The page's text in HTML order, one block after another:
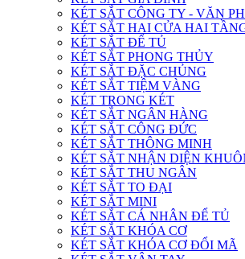
KÉT SẮT CÔNG TY - VĂN
KÉT SẮT HAI CỬA HAI
KÉT SẮT ĐỂ TỦ
KÉT SẮT PHONG THỦY
KÉT SẮT ĐẶC CHỦNG
KÉT SẮT TIỆM VÀNG
KÉT TRONG KÉT
KÉT SẮT NGÂN HÀNG
KÉT SẮT CÔNG ĐỨC
KÉT SẮT THÔNG MINH
KÉT SẮT NHẬN DIỆN
KÉT SẮT THU NGÂN
KÉT SẮT TO ĐẠI
KÉT SẮT MINI
KÉT SẮT CÁ NHÂN ĐỂ TỦ
KÉT SẮT KHÓA CƠ
KÉT SẮT KHÓA CƠ ĐỔI MÃ